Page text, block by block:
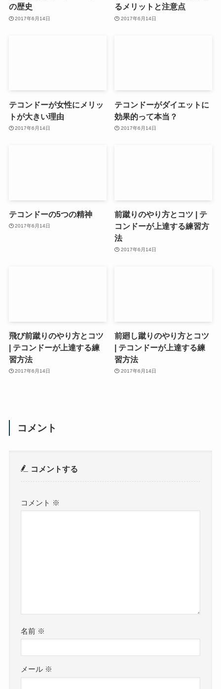
の歴史
2017年6月14日
るメリットと注意点
2017年6月14日
テコンドーが女性にメリッ
トが大きい理由
2017年6月14日
テコンドーがダイエットに
効果的って本当？
2017年6月14日
テコンドーの5つの精神
2017年6月14日
前蹴りのやり方とコツ | テ
コンドーが上達する練習方
法
2017年6月14日
飛び前蹴りのやり方とコツ
| テコンドーが上達する練
習方法
2017年6月14日
前廻し蹴りのやり方とコツ
| テコンドーが上達する練
習方法
2017年6月14日
コメント
コメントする
コメント ※
名前 ※
メール ※